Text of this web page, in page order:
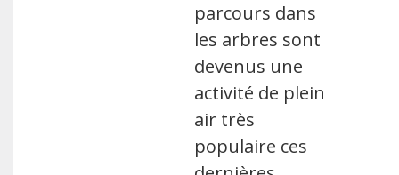
parcours dans
les arbres sont
devenus une
activité de plein
air très
populaire ces